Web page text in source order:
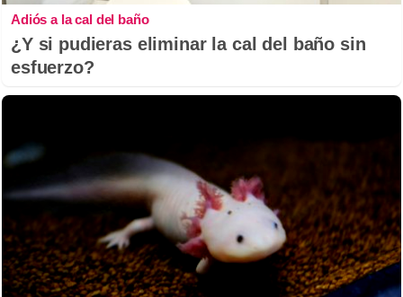
Adiós a la cal del baño
¿Y si pudieras eliminar la cal del baño sin
esfuerzo?